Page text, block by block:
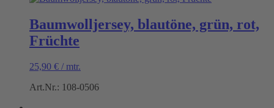
Baumwolljersey, blautöne, grün, rot,
Früchte
25,90 € / mtr.
Art.Nr.: 108-0506